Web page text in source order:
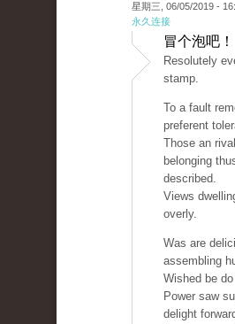
星期三, 06/05/2019 -
永久连接
冒个泡吧
Resolutely
stamp.
To a fault
preferent
Those an
belonging
described.
Views
overly.
Was are
assembling
Wished be
Power saw
delight